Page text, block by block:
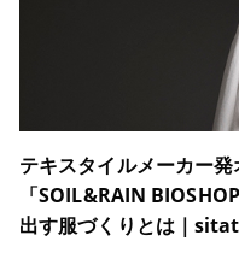
テキスタイルメーカー
「SOIL&RAIN
出す服づくりとは｜